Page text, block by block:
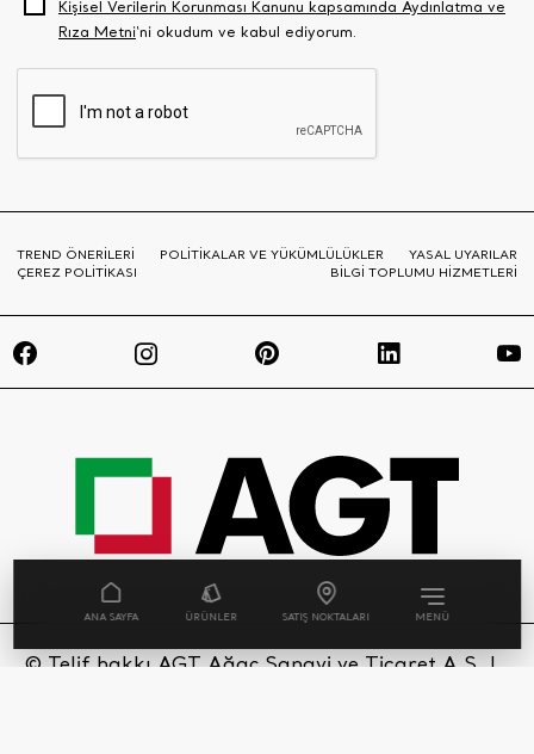
ANA SAYFA ÜRÜNLER SATIŞ NOKTALARI MENÜ
Kişisel Verilerin Korunması Kanunu kapsamında Aydınlatma ve
Rıza Metni‘ni okudum ve kabul ediyorum.
TREND ÖNERİLERİ POLİTİKALAR VE YÜKÜMLÜLÜKLER
YASAL UYARILAR
ÇEREZ POLİTİKASI
BİLGİ TOPLUMU HİZMETLERİ
© Telif hakkı AGT Ağaç Sanayi ve Ticaret A.Ş. |